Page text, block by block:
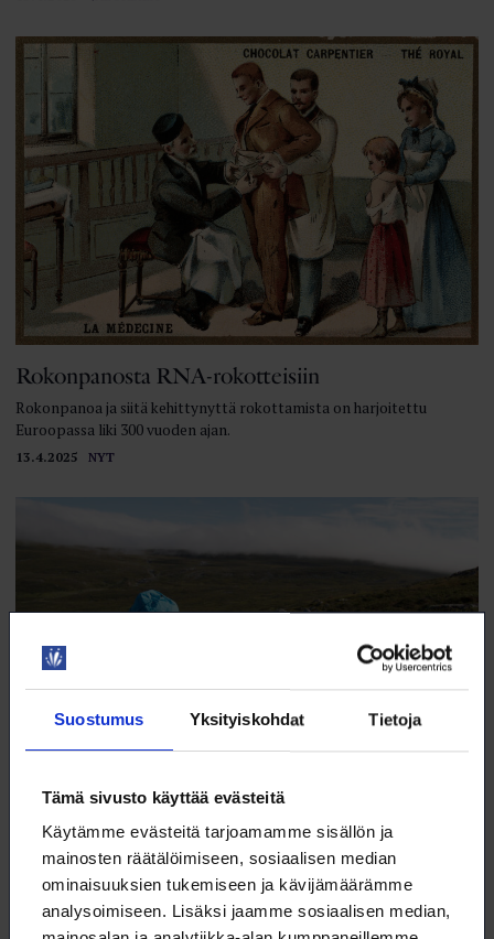
Suostumus Yksityiskohdat Tietoja
Tämä sivusto käyttää evästeitä
Käytämme evästeitä tarjoamamme sisällön ja
mainosten räätälöimiseen, sosiaalisen median
ominaisuuksien tukemiseen ja kävijämäärämme
analysoimiseen. Lisäksi jaamme sosiaalisen median,
13.4.2025 NYT
Rokonpanosta RNA-rokotteisiin
Rokonpanoa ja siitä kehittynyttä rokottamista on harjoitettu
Euroopassa liki 300 vuoden ajan.
Kilpisjärvellä tutkitaan nyt myös hiilitasetta
Hiilidioksidin lähdettä tai nielua osoittava hiilidioksiditase saadaan,
kun kasvien fotosynteesissä sitoman hiilidioksidin (CO₂) määrästä
vähennetään mikrobien ja kasvien hengityksen myötä ilmakehään
vapautuva hiilidioksidi.